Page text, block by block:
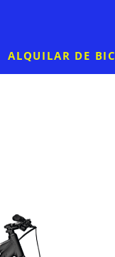
ALQUILAR DE